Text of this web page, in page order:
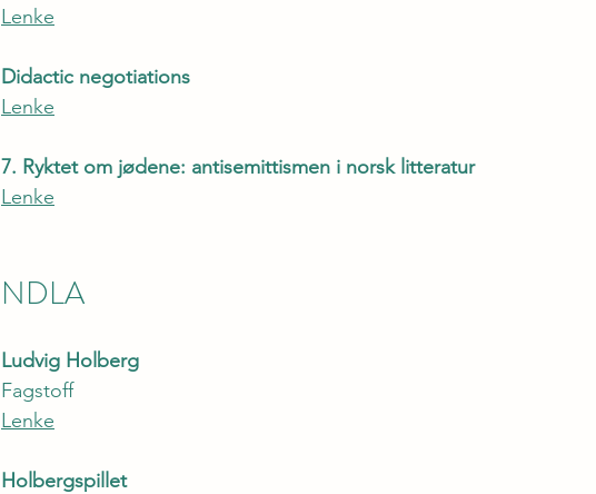
Lenke
Didactic negotiations
Lenke
7. Ryktet om jødene: antisemittismen i norsk litteratur
Lenke
NDLA
Ludvig Holberg
Fagstoff
Lenke
Holbergspillet